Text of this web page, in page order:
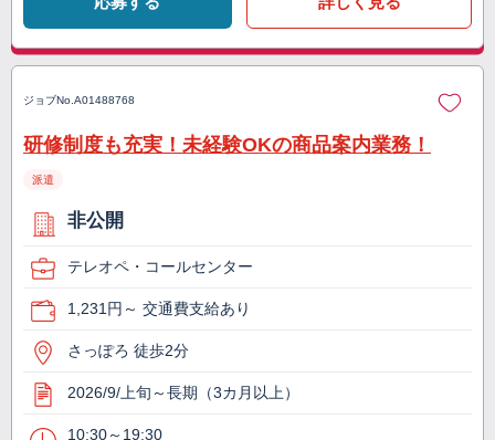
ジョブNo. A01488768
研修制度も充実！未経験OKの商品案内業務！
派遣
非公開
テレオペ・コールセンター
1,231円～ 交通費支給あり
さっぽろ 徒歩2分
2026/9/上旬～長期（3カ月以上）
10:30～19:30